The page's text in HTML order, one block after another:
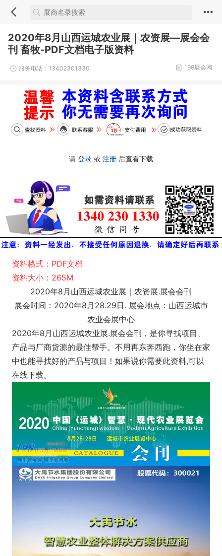
2020年8月山西运城农业展｜农资展—展会会
刊 畜牧-PDF文档电子版资料
服务电话：13402301330 198展会网
请 登录 或 注册 后查看下载
资料格式：PDF文档
资料大小：265M
2020年8月山西运城农业展｜农资展.展会会刊
展会时间：2020年8月28.29日. 展会地点：山西运城市
农业会展中心
2020年8月山西运城农业展.展会会刊，是你寻找项目、
产品与厂商货源的最佳帮手。不用再东奔西跑，你坐在家
中也能寻找好的产品与项目！如果说你需要此资料,可以
在线下载。